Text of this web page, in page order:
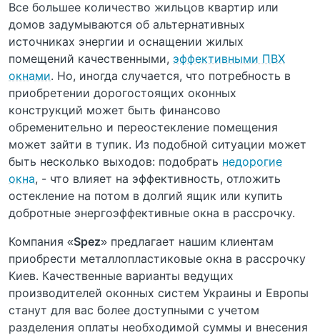
Все большее количество жильцов квартир или
домов задумываются об альтернативных
источниках энергии и оснащении жилых
помещений качественными, эффективными ПВХ
окнами. Но, иногда случается, что потребность в
приобретении дорогостоящих оконных
конструкций может быть финансово
обременительно и переостекление помещения
может зайти в тупик. Из подобной ситуации может
быть несколько выходов: подобрать недорогие
окна, - что влияет на эффективность, отложить
остекление на потом в долгий ящик или купить
добротные энергоэффективные окна в рассрочку.
Компания «Spez» предлагает нашим клиентам
приобрести металлопластиковые окна в рассрочку
Киев. Качественные варианты ведущих
производителей оконных систем Украины и Европы
станут для вас более доступными с учетом
разделения оплаты необходимой суммы и внесения